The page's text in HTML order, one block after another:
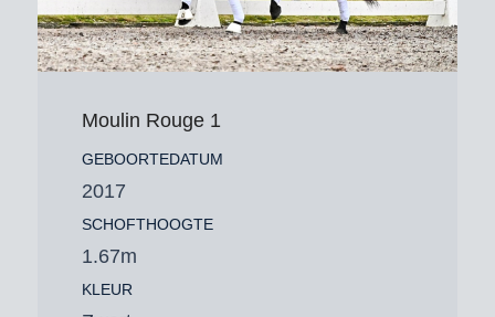
Moulin Rouge 1
GEBOORTEDATUM
2017
SCHOFTHOOGTE
1.67m
KLEUR